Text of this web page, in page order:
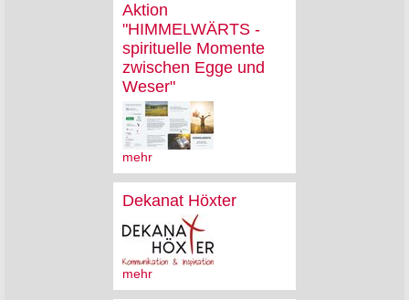
Aktion
"HIMMELWÄRTS -
spirituelle Momente
zwischen Egge und
Weser"
mehr
Dekanat Höxter
mehr